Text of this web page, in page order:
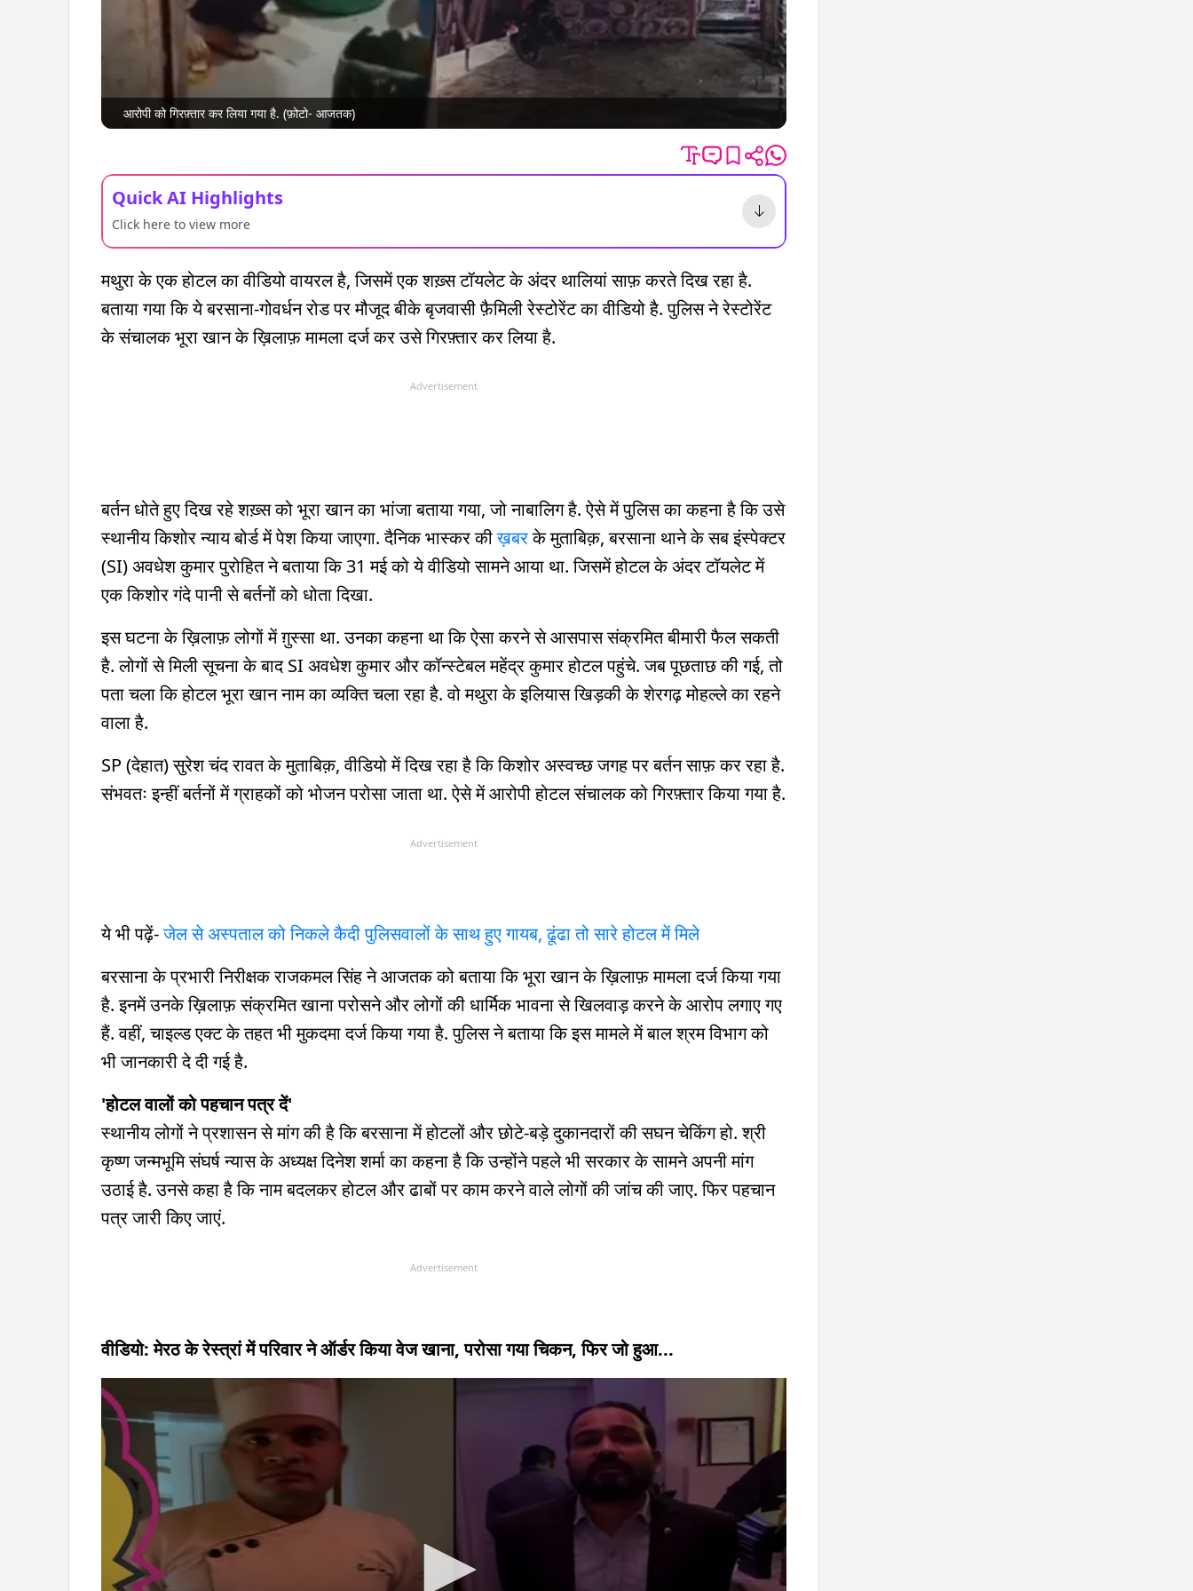
आरोपी को गिरफ़्तार कर लिया गया है. (फ़ोटो- आजतक)
Quick AI Highlights
Click here to view more
मथुरा के एक होटल का वीडियो वायरल है, जिसमें एक शख़्स टॉयलेट के अंदर थालियां साफ़ करते दिख रहा है.
बताया गया कि ये बरसाना-गोवर्धन रोड पर मौजूद बीके बृजवासी फ़ैमिली रेस्टोरेंट का वीडियो है. पुलिस ने रेस्टोरेंट
के संचालक भूरा खान के ख़िलाफ़ मामला दर्ज कर उसे गिरफ़्तार कर लिया है.
Advertisement
बर्तन धोते हुए दिख रहे शख़्स को भूरा खान का भांजा बताया गया, जो नाबालिग है. ऐसे में पुलिस का कहना है कि उसे
स्थानीय किशोर न्याय बोर्ड में पेश किया जाएगा. दैनिक भास्कर कीख़बरके मुताबिक़, बरसाना थाने के सब इंस्पेक्टर
(SI) अवधेश कुमार पुरोहित ने बताया कि 31 मई को ये वीडियो सामने आया था. जिसमें होटल के अंदर टॉयलेट में
एक किशोर गंदे पानी से बर्तनों को धोता दिखा.
इस घटना के ख़िलाफ़ लोगों में ग़ुस्सा था. उनका कहना था कि ऐसा करने से आसपास संक्रमित बीमारी फैल सकती
है. लोगों से मिली सूचना के बाद SI अवधेश कुमार और कॉन्स्टेबल महेंद्र कुमार होटल पहुंचे. जब पूछताछ की गई, तो
पता चला कि होटल भूरा खान नाम का व्यक्ति चला रहा है. वो मथुरा के इलियास खिड़की के शेरगढ़ मोहल्ले का रहने
वाला है.
SP (देहात) सुरेश चंद रावत के मुताबिक़, वीडियो में दिख रहा है कि किशोर अस्वच्छ जगह पर बर्तन साफ़ कर रहा है.
संभवतः इन्हीं बर्तनों में ग्राहकों को भोजन परोसा जाता था. ऐसे में आरोपी होटल संचालक को गिरफ़्तार किया गया है.
Advertisement
ये भी पढ़ें-जेल से अस्पताल को निकले कैदी पुलिसवालों के साथ हुए गायब, ढूंढा तो सारे होटल में मिले
बरसाना के प्रभारी निरीक्षक राजकमल सिंह ने आजतक को बताया कि भूरा खान के ख़िलाफ़ मामला दर्ज किया गया
है. इनमें उनके ख़िलाफ़ संक्रमित खाना परोसने और लोगों की धार्मिक भावना से खिलवाड़ करने के आरोप लगाए गए
हैं. वहीं, चाइल्ड एक्ट के तहत भी मुकदमा दर्ज किया गया है. पुलिस ने बताया कि इस मामले में बाल श्रम विभाग को
भी जानकारी दे दी गई है.
'होटल वालों को पहचान पत्र दें'
स्थानीय लोगों ने प्रशासन से मांग की है कि बरसाना में होटलों और छोटे-बड़े दुकानदारों की सघन चेकिंग हो. श्री
कृष्ण जन्मभूमि संघर्ष न्यास के अध्यक्ष दिनेश शर्मा का कहना है कि उन्होंने पहले भी सरकार के सामने अपनी मांग
उठाई है. उनसे कहा है कि नाम बदलकर होटल और ढाबों पर काम करने वाले लोगों की जांच की जाए. फिर पहचान
पत्र जारी किए जाएं.
Advertisement
वीडियो: मेरठ के रेस्त्रां में परिवार ने ऑर्डर किया वेज खाना, परोसा गया चिकन, फिर जो हुआ...